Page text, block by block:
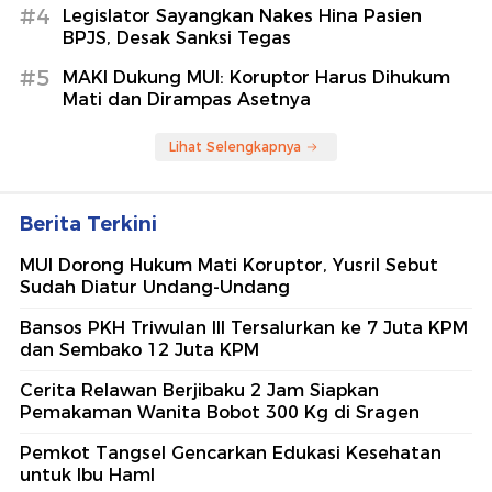
#4
Legislator Sayangkan Nakes Hina Pasien
BPJS, Desak Sanksi Tegas
#5
MAKI Dukung MUI: Koruptor Harus Dihukum
Mati dan Dirampas Asetnya
Lihat Selengkapnya
Berita Terkini
MUI Dorong Hukum Mati Koruptor, Yusril Sebut
Sudah Diatur Undang-Undang
Bansos PKH Triwulan III Tersalurkan ke 7 Juta KPM
dan Sembako 12 Juta KPM
Cerita Relawan Berjibaku 2 Jam Siapkan
Pemakaman Wanita Bobot 300 Kg di Sragen
Pemkot Tangsel Gencarkan Edukasi Kesehatan
untuk Ibu Haml